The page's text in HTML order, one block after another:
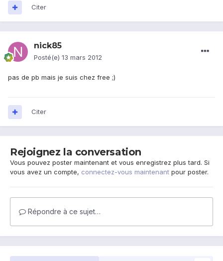
Citer
nick85
Posté(e) 13 mars 2012
pas de pb mais je suis chez free ;)
Citer
Rejoignez la conversation
Vous pouvez poster maintenant et vous enregistrez plus tard. Si
vous avez un compte, connectez-vous maintenant pour poster.
Répondre à ce sujet…